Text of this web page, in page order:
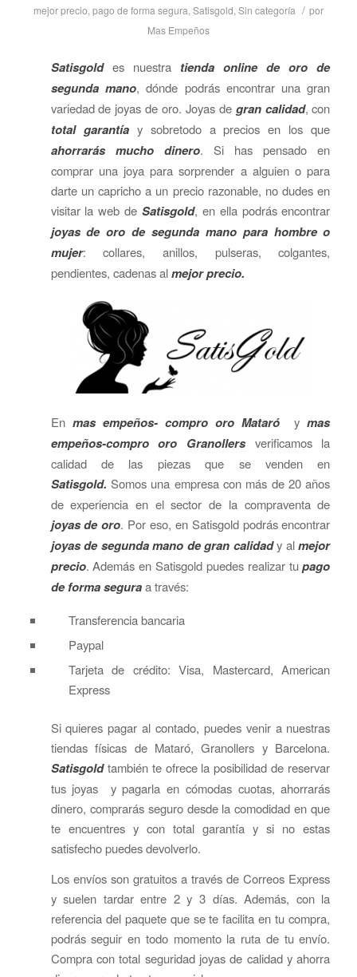
mejor precio, pago de forma segura, Satisgold, Sin categoría / por
Mas Empeños
Satisgold es nuestra tienda online de oro de
segunda mano, dónde podrás encontrar una gran
variedad de joyas de oro. Joyas de gran calidad, con
total garantíay sobretodo a precios en los que
ahorrarás mucho dinero. Si has pensado en
comprar una joya para sorprender a alguien o para
darte un capricho a un precio razonable, no dudes en
visitar la web de Satisgold, en ella podrás encontrar
joyas de oro de segunda mano para hombre o
mujer: collares, anillos, pulseras, colgantes,
pendientes, cadenas almejor precio.
En mas empeños- compro oro Mataró ymas
empeños-compro oro Granollers verificamos la
calidad de las piezas que se venden en
Satisgold. Somos una empresa con más de 20 años
de experiencia en el sector de la compraventa de
joyas de oro. Por eso, en Satisgold podrás encontrar
joyas de segunda mano de gran calidady almejor
precio. Además en Satisgold puedes realizar tupago
de forma seguraa través:
Transferencia bancaria
Paypal
Tarjeta de crédito: Visa, Mastercard, American
Express
Si quieres pagar al contado, puedes venir a nuestras
tiendas físicas de Mataró, Granollers y Barcelona.
Satisgold también te ofrece la posibilidad de reservar
tus joyas y pagarla en cómodas cuotas, ahorrarás
dinero, comprarás seguro desde la comodidad en que
te encuentres y con total garantía y si no estas
satisfecho puedes devolverlo.
Los envíos son gratuitos a través de Correos Express
y suelen tardar entre 2 y 3 días. Además, con la
referencia del paquete que se te facilita en tu compra,
podrás seguir en todo momento la ruta de tu envío.
Compra con total seguridad joyas de calidad y ahorra